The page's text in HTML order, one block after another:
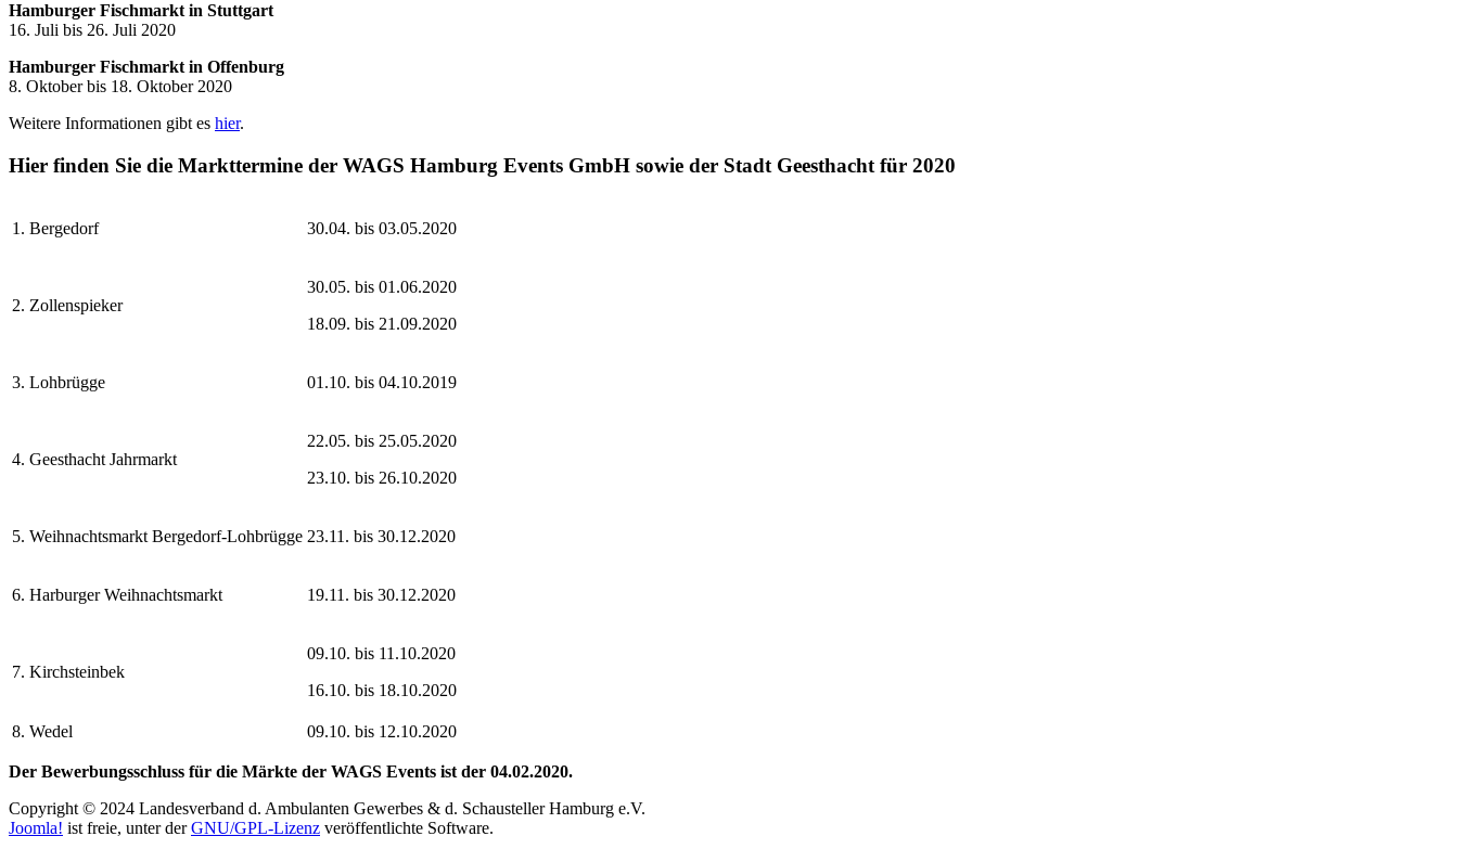
Hamburger Fischmarkt in Stuttgart
16. Juli bis 26. Juli 2020
Hamburger Fischmarkt in Offenburg
8. Oktober bis 18. Oktober 2020
Weitere Informationen gibt es hier.
Hier finden Sie die Markttermine der WAGS Hamburg Events GmbH sowie der Stadt Geesthacht für 2020
1. Bergedorf 30.04. bis 03.05.2020
2. Zollenspieker
30.05. bis 01.06.2020
18.09. bis 21.09.2020
3. Lohbrügge 01.10. bis 04.10.2019
4. Geesthacht Jahrmarkt
22.05. bis 25.05.2020
23.10. bis 26.10.2020
5. Weihnachtsmarkt Bergedorf-Lohbrügge 23.11. bis 30.12.2020
6. Harburger Weihnachtsmarkt 19.11. bis 30.12.2020
7. Kirchsteinbek
09.10. bis 11.10.2020
16.10. bis 18.10.2020
8. Wedel 09.10. bis 12.10.2020
Der Bewerbungsschluss für die Märkte der WAGS Events ist der 04.02.2020.
Copyright © 2024 Landesverband d. Ambulanten Gewerbes & d. Schausteller Hamburg e.V.
Joomla! ist freie, unter derGNU/GPL-Lizenz veröffentlichte Software.